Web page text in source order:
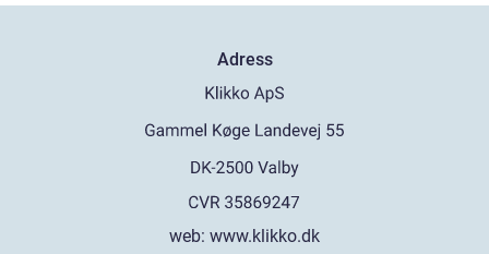
Adress
web: www.klikko.dk